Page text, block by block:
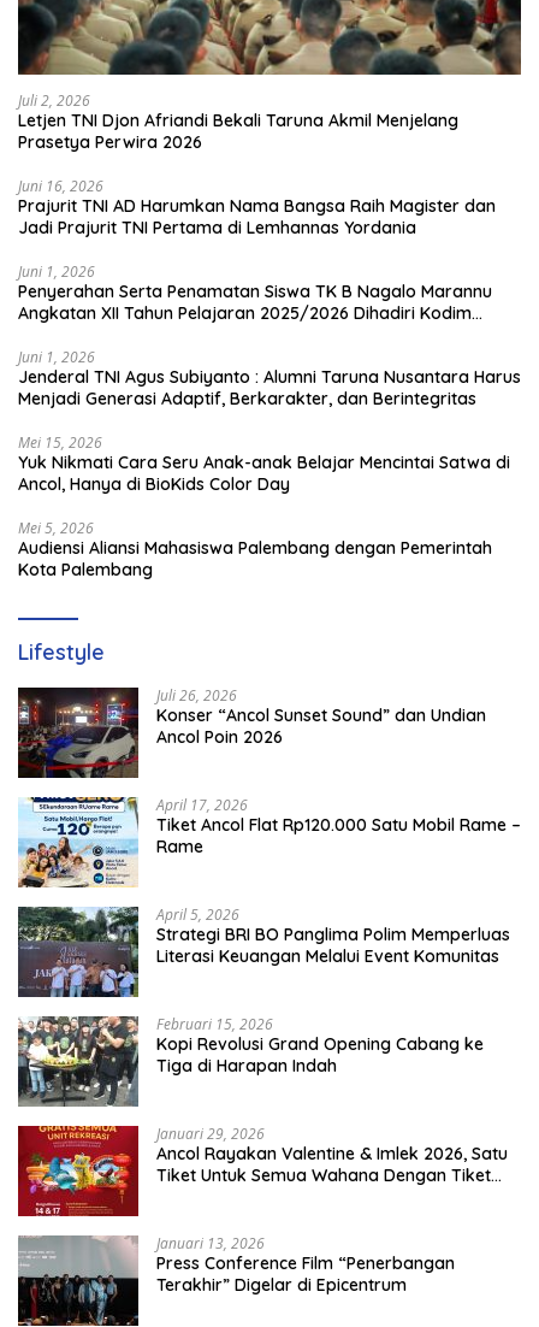
Juli 2, 2026
Letjen TNI Djon Afriandi Bekali Taruna Akmil Menjelang
Prasetya Perwira 2026
Juni 16, 2026
Prajurit TNI AD Harumkan Nama Bangsa Raih Magister dan
Jadi Prajurit TNI Pertama di Lemhannas Yordania
Juni 1, 2026
Penyerahan Serta Penamatan Siswa TK B Nagalo Marannu
Angkatan XII Tahun Pelajaran 2025/2026 Dihadiri Kodim
Juni 1, 2026
Jenderal TNI Agus Subiyanto : Alumni Taruna Nusantara Harus
Menjadi Generasi Adaptif, Berkarakter, dan Berintegritas
Mei 15, 2026
Yuk Nikmati Cara Seru Anak-anak Belajar Mencintai Satwa di
Ancol, Hanya di BioKids Color Day
Mei 5, 2026
Audiensi Aliansi Mahasiswa Palembang dengan Pemerintah
Kota Palembang
Lifestyle
Juli 26, 2026
Konser “Ancol Sunset Sound” dan Undian
Ancol Poin 2026
April 17, 2026
Tiket Ancol Flat Rp120.000 Satu Mobil Rame –
Rame
April 5, 2026
​Strategi BRI BO Panglima Polim Memperluas
Literasi Keuangan Melalui Event Komunitas
Februari 15, 2026
Kopi Revolusi Grand Opening Cabang ke
Tiga di Harapan Indah
Januari 29, 2026
Ancol Rayakan Valentine & Imlek 2026, Satu
Tiket Untuk Semua Wahana Dengan Tiket
Januari 13, 2026
Press Conference Film “Penerbangan
Terakhir” Digelar di Epicentrum